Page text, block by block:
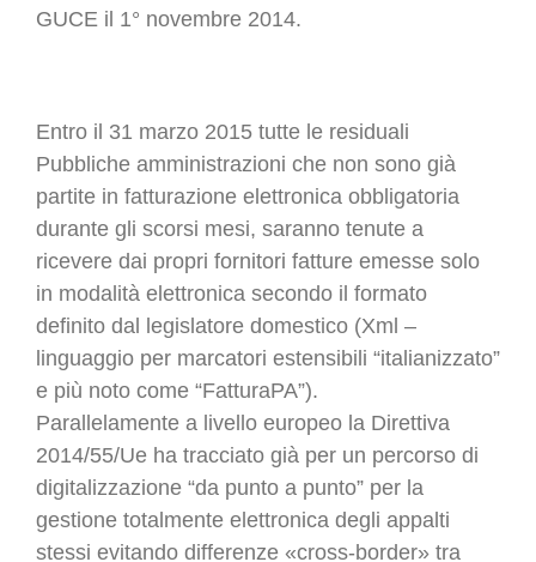
GUCE il 1° novembre 2014.
Entro il 31 marzo 2015 tutte le residuali
Pubbliche amministrazioni che non sono già
partite in fatturazione elettronica obbligatoria
durante gli scorsi mesi, saranno tenute a
ricevere dai propri fornitori fatture emesse solo
in modalità elettronica secondo il formato
definito dal legislatore domestico (Xml –
linguaggio per marcatori estensibili “italianizzato”
e più noto come “FatturaPA”).
Parallelamente a livello europeo la Direttiva
2014/55/Ue ha tracciato già per un percorso di
digitalizzazione “da punto a punto” per la
gestione totalmente elettronica degli appalti
stessi evitando differenze «cross-border» tra